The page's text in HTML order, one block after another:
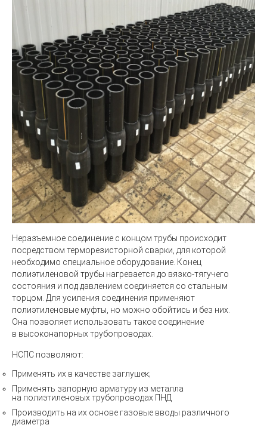
Неразъемное соединение с концом трубы происходит
посредством терморезисторной сварки, для которой
необходимо специальное оборудование. Конец
полиэтиленовой трубы нагревается до вязко-тягучего
состояния и под давлением соединяется со стальным
торцом. Для усиления соединения применяют
полиэтиленовые муфты, но можно обойтись и без них.
Она позволяет использовать такое соединение
в высоконапорных трубопроводах.
НСПС позволяют:
Применять их в качестве заглушек;
Применять запорную арматуру из металла
на полиэтиленовых трубопроводах ПНД
Производить на их основе газовые вводы различного
диаметра